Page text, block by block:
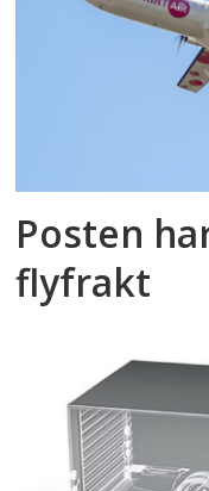
Posten
flyfrakt